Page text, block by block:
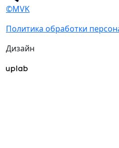
©MVK
Политика обработки
Дизайн